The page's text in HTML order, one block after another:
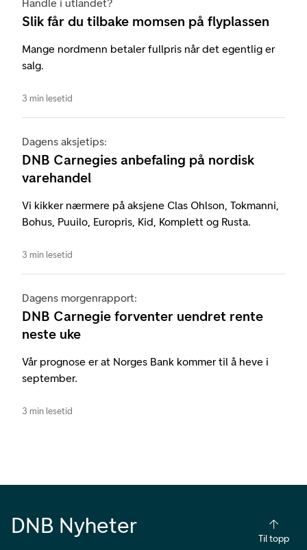
Handle i utlandet?
Slik får du tilbake momsen på flyplassen
Mange nordmenn betaler fullpris når det egentlig er
salg.
3 min lesetid
Dagens aksjetips:
DNB Carnegies anbefaling på nordisk
varehandel
Vi kikker nærmere på aksjene Clas Ohlson, Tokmanni,
Bohus, Puuilo, Europris, Kid, Komplett og Rusta.
3 min lesetid
Dagens morgenrapport:
DNB Carnegie forventer uendret rente
neste uke
Vår prognose er at Norges Bank kommer til å heve i
september.
3 min lesetid
DNB Nyheter
Til topp